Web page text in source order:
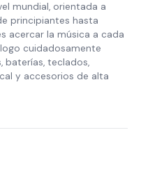
mundial, orientada a
principiantes hasta
acercar la música a cada
cuidadosamente
baterías, teclados,
y accesorios de alta